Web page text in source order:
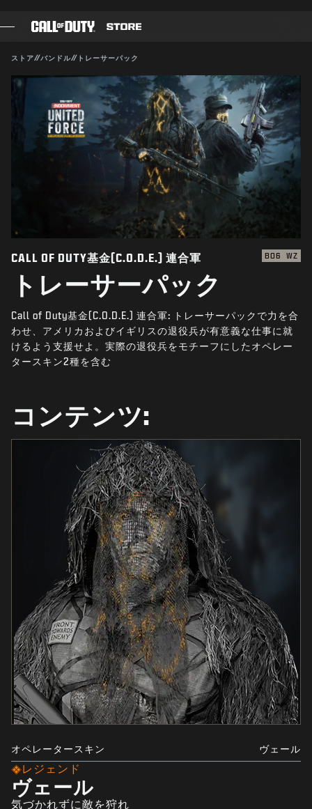
ゲーム
バトルパス
ブラックセル
ゲーム
ニュース
STORE
ログイン|サインアップ
ストア//バンドル// トレーサーパック
対応:
購入を確定
キャンセル
Activisionは、このゲーム内コンテンツをいつでも更新、
変更、削除できるものとします
CALL OF DUTY基金(C.O.D.E.) 連合軍 BO6 WZ
トレーサーパック
Call of Duty基金(C.O.D.E.) 連合軍: トレーサーパックで力を合
わせ、アメリカおよびイギリスの退役兵が有意義な仕事に就
けるよう支援せよ。実際の退役兵をモチーフにしたオペレー
タースキン2種を含む
コンテンツ:
オペレータースキン ヴェール
レジェンド
ヴェール
気づかれずに敵を狩れ